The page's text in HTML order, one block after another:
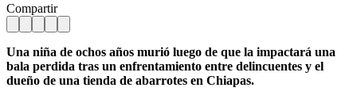
Compartir
Una niña de ochos años murió luego de que la impactará una
bala perdida tras un enfrentamiento entre delincuentes y el
dueño de una tienda de abarrotes en Chiapas.